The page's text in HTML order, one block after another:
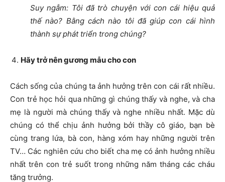
Suy ngẫm: Tôi đã trò chuyện với con cái hiệu quả
thế nào? Bằng cách nào tôi đã giúp con cái hình
thành sự phát triển trong chúng?
Hãy trở nên gương mẫu cho con
Cách sống của chúng ta ảnh hưởng trên con cái rất nhiều.
Con trẻ học hỏi qua những gì chúng thấy và nghe, và cha
mẹ là người mà chúng thấy và nghe nhiều nhất. Mặc dù
chúng có thể chịu ảnh hưởng bởi thầy cô giáo, bạn bè
cùng trang lứa, bà con, hàng xóm hay những người trên
TV… Các nghiên cứu cho biết cha mẹ có ảnh hưởng nhiều
nhất trên con trẻ suốt trong những năm tháng các cháu
tăng trưởng.